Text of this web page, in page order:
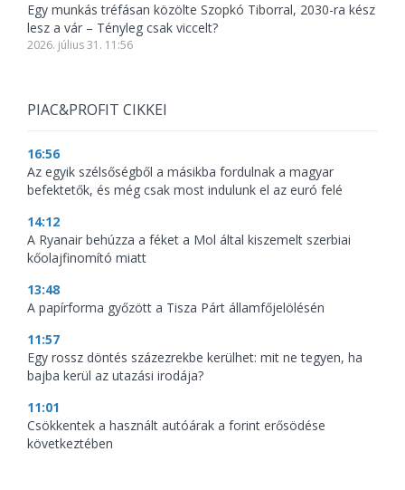
Egy munkás tréfásan közölte Szopkó Tiborral, 2030-ra kész
lesz a vár – Tényleg csak viccelt?
2026. július 31. 11:56
PIAC&PROFIT CIKKEI
16:56
Az egyik szélsőségből a másikba fordulnak a magyar
befektetők, és még csak most indulunk el az euró felé
14:12
A Ryanair behúzza a féket a Mol által kiszemelt szerbiai
kőolajfinomító miatt
13:48
A papírforma győzött a Tisza Párt államfőjelölésén
11:57
Egy rossz döntés százezrekbe kerülhet: mit ne tegyen, ha
bajba kerül az utazási irodája?
11:01
Csökkentek a használt autóárak a forint erősödése
következtében